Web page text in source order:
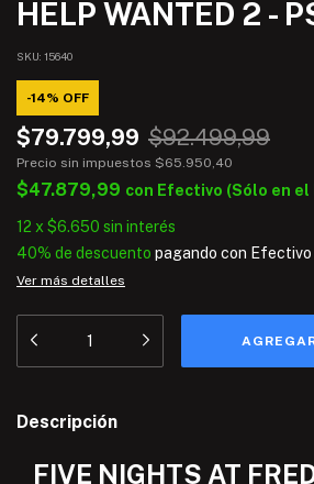
HELP WANTED 2 -
SKU: 15640
-14% OFF
$79.799,99 $92.499,99
Precio sin impuestos $65.950,40
$47.879,99 con Efectivo (Sólo en el
12 x $6.650 sin interés
40% de descuento pagando con Efectivo
Ver más detalles
Descripción
FIVE NIGHTS AT